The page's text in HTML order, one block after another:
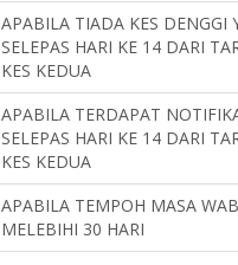
APABILA TIADA KES DENGGI
SELEPAS HARI KE 14 DARI
KES KEDUA
APABILA TERDAPAT
SELEPAS HARI KE 14 DARI
KES KEDUA
APABILA TEMPOH MASA
MELEBIHI 30 HARI